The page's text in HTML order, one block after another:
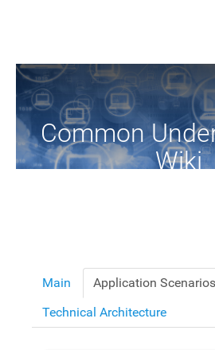
Common
Wiki
Main
Application Scenarios
Technical Architecture